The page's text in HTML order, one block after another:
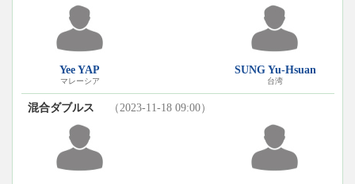
Yee YAP
マレーシア
SUNG Yu-Hsuan
台湾
混合ダブルス （2023-11-18 09:00）